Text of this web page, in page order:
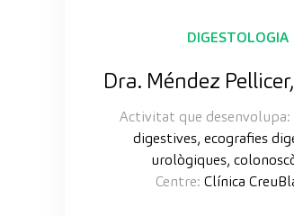
DIGESTOLOGIA
Dra. Méndez
Activitat que desenvolupa:
digestives, ecografies
urològiques,
Centre: Clínica